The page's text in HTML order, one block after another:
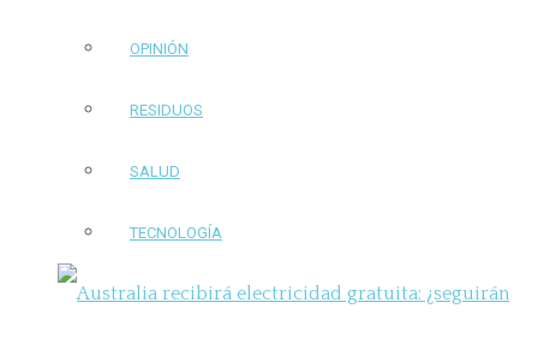
OPINIÓN
RESIDUOS
SALUD
TECNOLOGÍA